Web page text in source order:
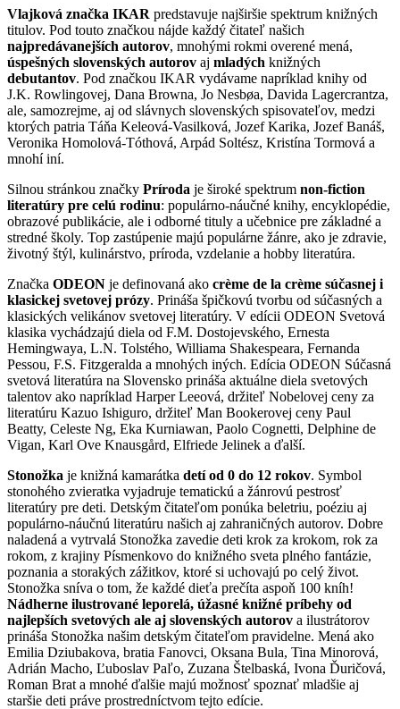
Vlajková značka IKAR predstavuje najširšie spektrum knižných
titulov. Pod touto značkou nájde každý čitateľ našich
najpredávanejších autorov, mnohými rokmi overené mená,
úspešných slovenských autorov aj mladých knižných
debutantov. Pod značkou IKAR vydávame napríklad knihy od
J.K. Rowlingovej, Dana Browna, Jo Nesbøa, Davida Lagercrantza,
ale, samozrejme, aj od slávnych slovenských spisovateľov, medzi
ktorých patria Táňa Keleová-Vasilková, Jozef Karika, Jozef Banáš,
Veronika Homolová-Tóthová, Arpád Soltész, Kristína Tormová a
mnohí iní.
Silnou stránkou značky Príroda je široké spektrum non-fiction
literatúry pre celú rodinu: populárno-náučné knihy, encyklopédie,
obrazové publikácie, ale i odborné tituly a učebnice pre základné a
stredné školy. Top zastúpenie majú populárne žánre, ako je zdravie,
životný štýl, kulinárstvo, príroda, vzdelanie a hobby literatúra.
Značka ODEON je definovaná ako crème de la crème súčasnej i
klasickej svetovej prózy. Prináša špičkovú tvorbu od súčasných a
klasických velikánov svetovej literatúry. V edícii ODEON Svetová
klasika vychádzajú diela od F.M. Dostojevského, Ernesta
Hemingwaya, L.N. Tolstého, Williama Shakespeara, Fernanda
Pessou, F.S. Fitzgeralda a mnohých iných. Edícia ODEON Súčasná
svetová literatúra na Slovensko prináša aktuálne diela svetových
talentov ako napríklad Harper Leeová, držiteľ Nobelovej ceny za
literatúru Kazuo Ishiguro, držiteľ Man Bookerovej ceny Paul
Beatty, Celeste Ng, Eka Kurniawan, Paolo Cognetti, Delphine de
Vigan, Karl Ove Knausgård, Elfriede Jelinek a ďalší.
Stonožka je knižná kamarátka detí od 0 do 12 rokov. Symbol
stonohého zvieratka vyjadruje tematickú a žánrovú pestrosť
literatúry pre deti. Detským čitateľom ponúka beletriu, poéziu aj
populárno-náučnú literatúru našich aj zahraničných autorov. Dobre
naladená a vytrvalá Stonožka zavedie deti krok za krokom, rok za
rokom, z krajiny Písmenkovo do knižného sveta plného fantázie,
poznania a storakých zážitkov, ktoré si uchovajú po celý život.
Stonožka sníva o tom, že každé dieťa prečíta aspoň 100 kníh!
Nádherne ilustrované leporelá, úžasné knižné príbehy od
najlepších svetových ale aj slovenských autorov a ilustrátorov
prináša Stonožka našim detským čitateľom pravidelne. Mená ako
Emilia Dziubakova, bratia Fanovci, Oksana Bula, Tina Minorová,
Adrián Macho, Ľuboslav Paľo, Zuzana Štelbaská, Ivona Ďuričová,
Roman Brat a mnohé ďalšie majú možnosť spoznať mladšie aj
staršie deti práve prostredníctvom tejto edície.